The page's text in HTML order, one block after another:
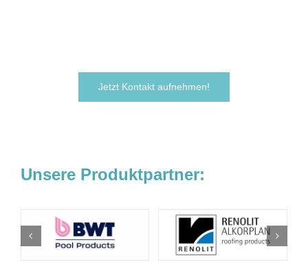
Jetzt Kontakt aufnehmen!
Unsere Produktpartner: